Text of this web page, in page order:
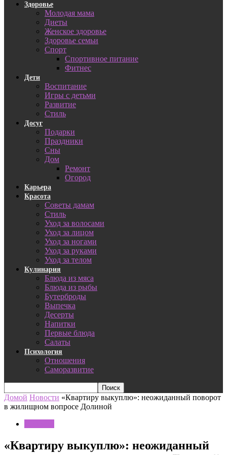
Здоровье
Молодая мама
Диеты
Женское здоровье
Здоровье семьи
Спорт
Спортивное питание
Фитнес
Дети
Воспитание
Игры с детьми
Развитие
Стиль
Досуг
Подарки
Праздники
Сны
Дом
Ремонт
Огород
Карьера
Красота
Советы дамам
Стиль
Уход за волосами
Уход за лицом
Уход за ногами
Уход за руками
Уход за телом
Кулинария
Блюда из мяса
Блюда из рыбы
Бутерброды
Выпечка
Десерты
Напитки
Первые блюда
Салаты
Психология
Отношения
Саморазвитие
Домой Новости «Квартиру выкуплю»: неожиданный поворот
в жилищном вопросе Долиной
«Квартиру выкуплю»: неожиданный